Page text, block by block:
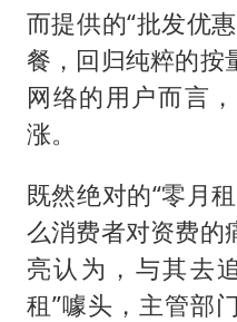
而提供的“批发优
餐，回归纯粹的按
网络的用户而言
涨。
既然绝对的“零月
么消费者对资费的
亮认为，与其去
租”噱头，主管部